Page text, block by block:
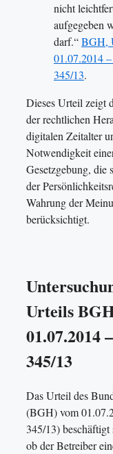
nicht
aufgegeben
darf.“BGH,
01.07.2014
345/13.
Dieses Urteil zeigt
der rechtlichen
digitalen Zeitalter
Notwendigkeit
Gesetzgebung, die
der
Wahrung der
berücksichtigt.
Urteils
01.07.2014
345/13
Das Urteil des
(BGH) vom
345/13)
ob der Betreiber